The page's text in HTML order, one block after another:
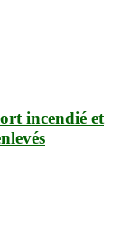
incendié et